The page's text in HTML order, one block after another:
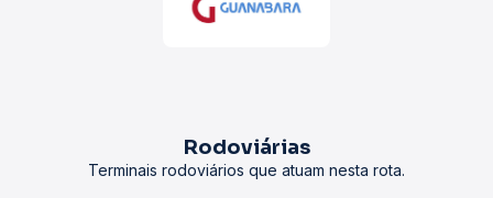
Rodoviárias
Terminais rodoviários que atuam nesta rota.